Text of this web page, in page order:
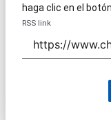
haga clic en el
RSS link